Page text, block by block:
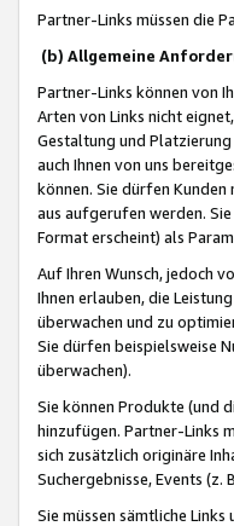
Partner-Links müssen die
(b) Allgemeine
Partner-Links können von
Arten von Links nicht
Gestaltung und
auch Ihnen von uns
können. Sie dürfen
aus aufgerufen werden.
Format erscheint) als
Auf Ihren Wunsch, jedoch
Ihnen erlauben, die
überwachen und zu
Sie dürfen beispielsweise
überwachen).
Sie können Produkte (und
hinzufügen. Partner-Links
sich zusätzlich originäre
Suchergebnisse, Events
Sie müssen sämtliche